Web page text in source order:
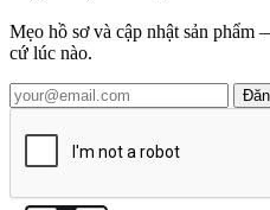
Mẹo hồ sơ và cập nhật sản
cứ lúc nào.